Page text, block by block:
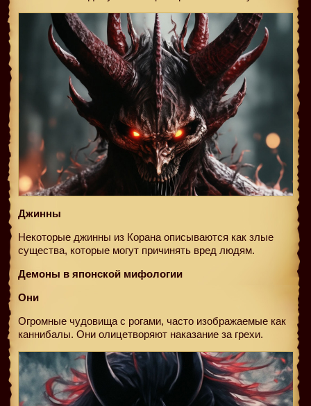
Джинны
Некоторые джинны из Корана описываются как злые
существа, которые могут причинять вред людям.
Демоны в японской мифологии
Они
Огромные чудовища с рогами, часто изображаемые как
каннибалы. Они олицетворяют наказание за грехи.